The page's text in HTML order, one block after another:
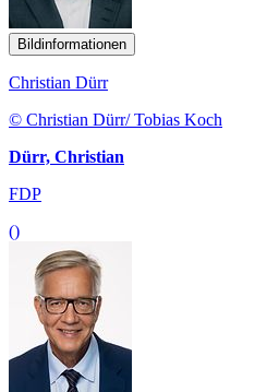
Bildinformationen
Christian Dürr
© Christian Dürr/ Tobias Koch
Dürr, Christian
FDP
()